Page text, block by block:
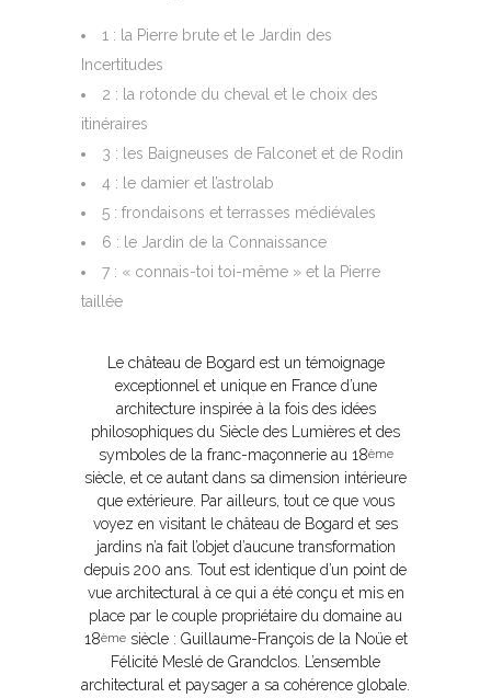
1 : la Pierre brute et le Jardin des
Incertitudes
2 : la rotonde du cheval et le choix des
itinéraires
3 : les Baigneuses de Falconet et de Rodin
4 : le damier et l’astrolab
5 : frondaisons et terrasses médiévales
6 : le Jardin de la Connaissance
7 : « connais-toi toi-même » et la Pierre
taillée
Le château de Bogard est un témoignage
exceptionnel et unique en France d’une
architecture inspirée à la fois des idées
philosophiques du Siècle des Lumières et des
symboles de la franc-maçonnerie au 18ème
siècle, et ce autant dans sa dimension intérieure
que extérieure. Par ailleurs, tout ce que vous
voyez en visitant le château de Bogard et ses
jardins n’a fait l’objet d’aucune transformation
depuis 200 ans. Tout est identique d’un point de
vue architectural à ce qui a été conçu et mis en
place par le couple propriétaire du domaine au
18èmesiècle : Guillaume-François de la Noüe et
Félicité Meslé de Grandclos. L’ensemble
architectural et paysager a sa cohérence globale.